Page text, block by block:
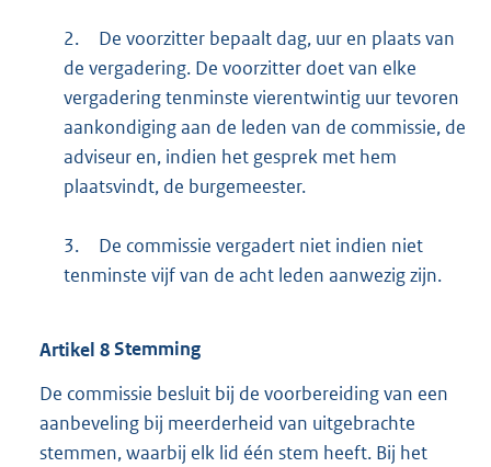
2.
De voorzitter bepaalt dag, uur en plaats van
de vergadering. De voorzitter doet van elke
vergadering tenminste vierentwintig uur tevoren
aankondiging aan de leden van de commissie, de
adviseur en, indien het gesprek met hem
plaatsvindt, de burgemeester.
3.
De commissie vergadert niet indien niet
tenminste vijf van de acht leden aanwezig zijn.
Artikel 8Stemming
De commissie besluit bij de voorbereiding van een
aanbeveling bij meerderheid van uitgebrachte
stemmen, waarbij elk lid één stem heeft. Bij het